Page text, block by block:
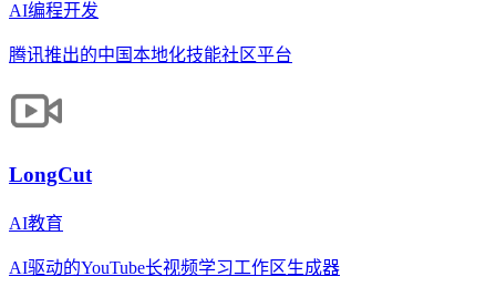
AI编程开发
腾讯推出的中国本地化技能社区平台
LongCut
AI教育
AI驱动的YouTube长视频学习工作区生成器